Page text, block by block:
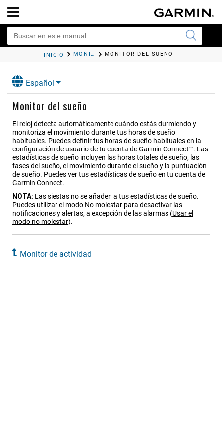
INICIO MONITOR DE ACTIVIDAD MONITOR DEL SUEÑO
Español
Monitor del sueño
El reloj detecta automáticamente cuándo estás durmiendo y
monitoriza el movimiento durante tus horas de sueño
habituales. Puedes definir tus horas de sueño habituales en la
configuración de usuario de tu cuenta de Garmin Connect™. Las
estadísticas de sueño incluyen las horas totales de sueño, las
fases del sueño, el movimiento durante el sueño y la puntuación
de sueño. Puedes ver tus estadísticas de sueño en tu cuenta de
Garmin Connect.
NOTA: Las siestas no se añaden a tus estadísticas de sueño.
Puedes utilizar el modo No molestar para desactivar las
notificaciones y alertas, a excepción de las alarmas (Usar el
modo no molestar).
Monitor de actividad